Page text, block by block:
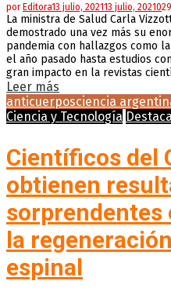
porEditora13 julio, 202113 julio, 20210
La ministra de Salud Carla
demostrado una vez más su
pandemia con hallazgos como
el año pasado hasta estudios
gran impacto en la revistas
Leer más
anticuerposciencia
Ciencia y Tecnología
Científicos del
obtienen
sorprendentes
la
espinal